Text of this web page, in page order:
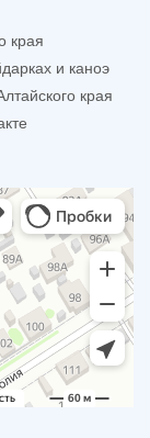
края
и каноэ
края